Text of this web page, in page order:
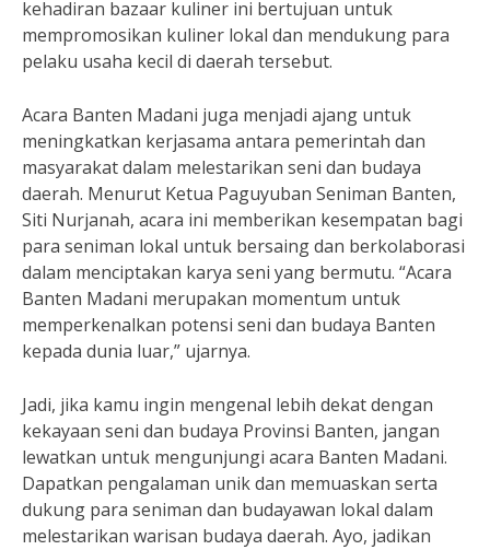
kehadiran bazaar kuliner ini bertujuan untuk
mempromosikan kuliner lokal dan mendukung para
pelaku usaha kecil di daerah tersebut.
Acara Banten Madani juga menjadi ajang untuk
meningkatkan kerjasama antara pemerintah dan
masyarakat dalam melestarikan seni dan budaya
daerah. Menurut Ketua Paguyuban Seniman Banten,
Siti Nurjanah, acara ini memberikan kesempatan bagi
para seniman lokal untuk bersaing dan berkolaborasi
dalam menciptakan karya seni yang bermutu. “Acara
Banten Madani merupakan momentum untuk
memperkenalkan potensi seni dan budaya Banten
kepada dunia luar,” ujarnya.
Jadi, jika kamu ingin mengenal lebih dekat dengan
kekayaan seni dan budaya Provinsi Banten, jangan
lewatkan untuk mengunjungi acara Banten Madani.
Dapatkan pengalaman unik dan memuaskan serta
dukung para seniman dan budayawan lokal dalam
melestarikan warisan budaya daerah. Ayo, jadikan